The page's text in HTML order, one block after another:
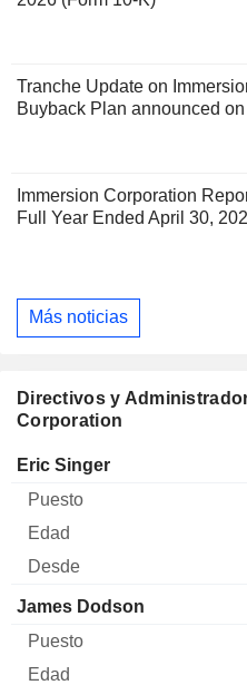
Tranche Update on
Buyback Plan announced
Immersion Corporation
Full Year Ended April 30,
Más noticias
Directivos y
Corporation
Director Puesto
Eric Singer
James Dodson